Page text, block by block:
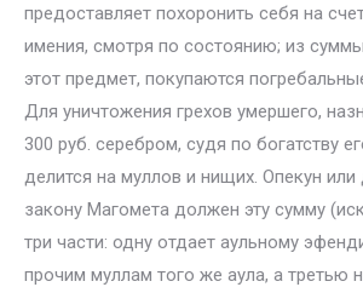
предоставляет похоронить себя на
имения, смотря по состоянию; из
этот предмет, покупаются
Для уничтожения грехов умершего,
300 руб. серебром, судя по богатству
делится на муллов и нищих. Опекун
закону Магомета должен эту сумму
три части: одну отдает аульному
прочим муллам того же аула, а третью